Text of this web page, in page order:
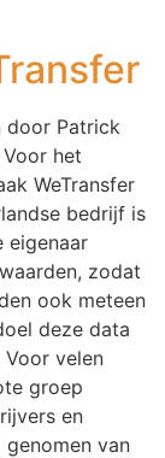
door Patrick
het
WeTransfer
bedrijf is
eigenaar
zodat
ook meteen
deze data
velen
groep
en
van